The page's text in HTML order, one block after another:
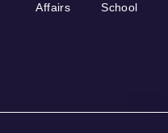
Affairs
School